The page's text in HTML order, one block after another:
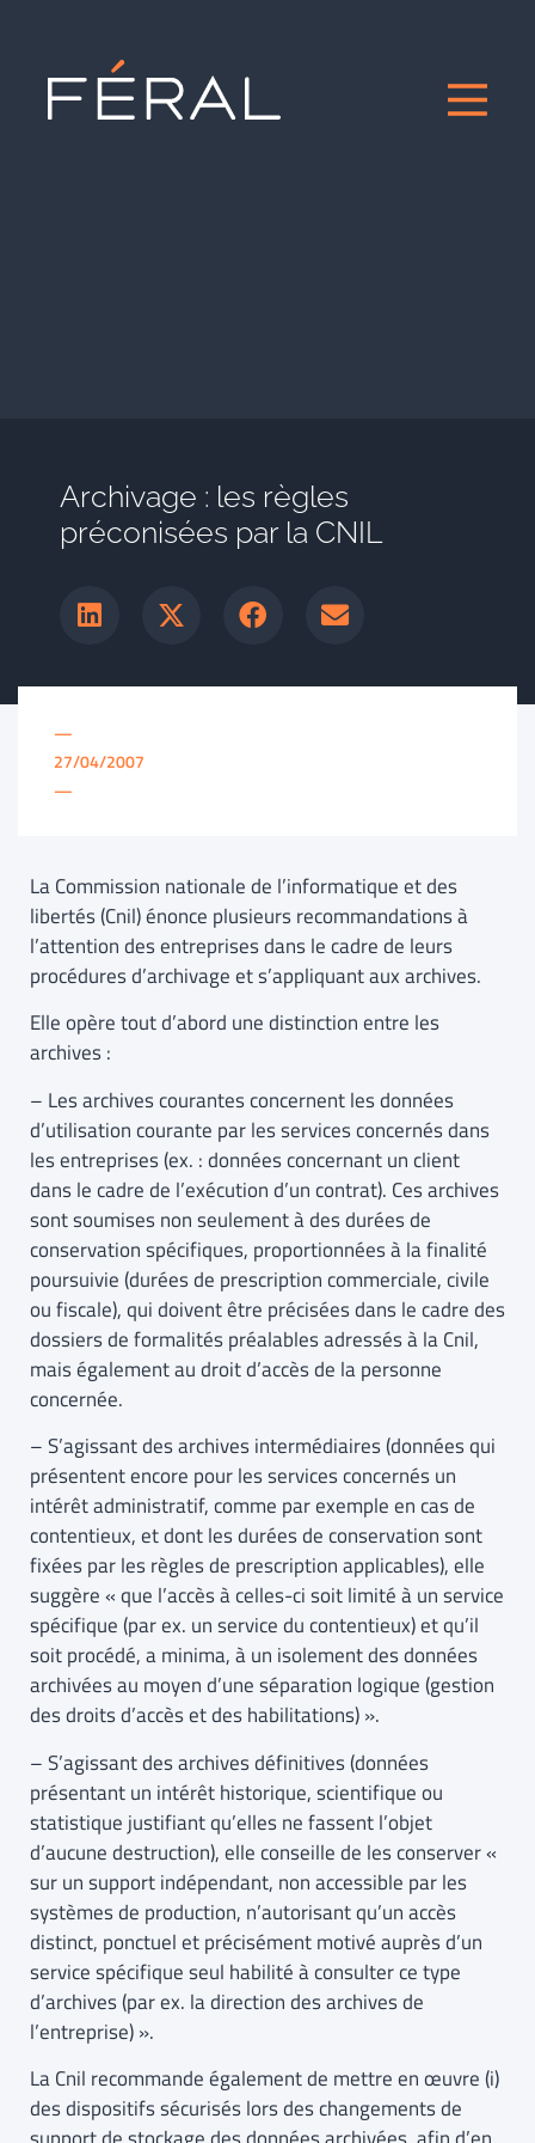
Archivage : les règles
préconisées par la CNIL
—
27/04/2007
—
La Commission nationale de l’informatique et des
libertés (Cnil) énonce plusieurs recommandations à
l’attention des entreprises dans le cadre de leurs
procédures d’archivage et s’appliquant aux archives.
Elle opère tout d’abord une distinction entre les
archives :
– Les archives courantes concernent les données
d’utilisation courante par les services concernés dans
les entreprises (ex. : données concernant un client
dans le cadre de l’exécution d’un contrat). Ces archives
sont soumises non seulement à des durées de
conservation spécifiques, proportionnées à la finalité
poursuivie (durées de prescription commerciale, civile
ou fiscale), qui doivent être précisées dans le cadre des
dossiers de formalités préalables adressés à la Cnil,
mais également au droit d’accès de la personne
concernée.
– S’agissant des archives intermédiaires (données qui
présentent encore pour les services concernés un
intérêt administratif, comme par exemple en cas de
contentieux, et dont les durées de conservation sont
fixées par les règles de prescription applicables), elle
suggère « que l’accès à celles-ci soit limité à un service
spécifique (par ex. un service du contentieux) et qu’il
soit procédé, a minima, à un isolement des données
archivées au moyen d’une séparation logique (gestion
des droits d’accès et des habilitations) ».
– S’agissant des archives définitives (données
présentant un intérêt historique, scientifique ou
statistique justifiant qu’elles ne fassent l’objet
d’aucune destruction), elle conseille de les conserver «
sur un support indépendant, non accessible par les
systèmes de production, n’autorisant qu’un accès
distinct, ponctuel et précisément motivé auprès d’un
service spécifique seul habilité à consulter ce type
d’archives (par ex. la direction des archives de
l’entreprise) ».
La Cnil recommande également de mettre en œuvre (i)
des dispositifs sécurisés lors des changements de